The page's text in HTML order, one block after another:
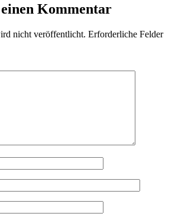
Kommentar
nicht veröffentlicht. Erforderliche Felder